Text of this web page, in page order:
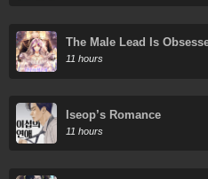
The Male Lead Is
Me
11 hours
Iseop’s Romance
11 hours